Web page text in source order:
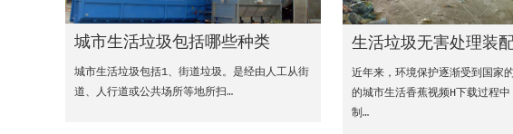
城市生活垃圾包括哪些种类
城市生活垃圾包括1、街道垃圾。是经由人工从街
道、人行道或公共场所等地所扫…
生活垃圾无害处理装
近年来，环境保护逐渐受到国家
的城市生活香蕉视频H下载过程
制…